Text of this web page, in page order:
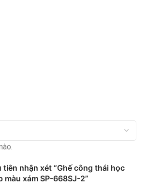
tiên nhận xét “Ghế công thái học
màu xám SP-668SJ-2”